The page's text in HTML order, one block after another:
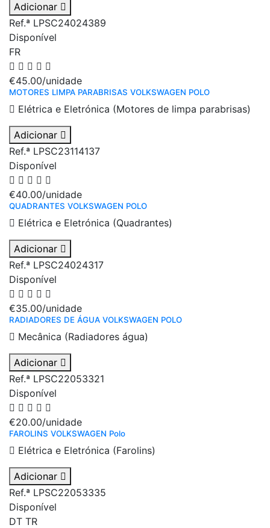
Adicionar
Ref.ª LPSC24024389
Disponível
FR
€45.00/unidade
MOTORES LIMPA PARABRISAS VOLKSWAGEN POLO
Elétrica e Eletrónica (Motores de limpa parabrisas)
Adicionar
Ref.ª LPSC23114137
Disponível
€40.00/unidade
QUADRANTES VOLKSWAGEN POLO
Elétrica e Eletrónica (Quadrantes)
Adicionar
Ref.ª LPSC24024317
Disponível
€35.00/unidade
RADIADORES DE ÁGUA VOLKSWAGEN POLO
Mecânica (Radiadores água)
Adicionar
Ref.ª LPSC22053321
Disponível
€20.00/unidade
FAROLINS VOLKSWAGEN Polo
Elétrica e Eletrónica (Farolins)
Adicionar
Ref.ª LPSC22053335
Disponível
DT TR